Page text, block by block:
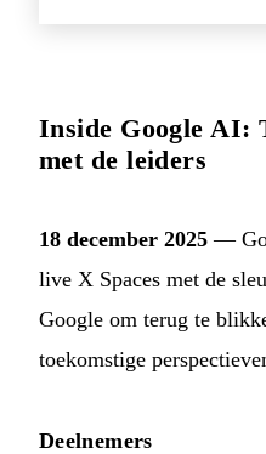
Inside Google AI:
met de leiders
18 december 2025 —
live X Spaces met de
Google om terug te
toekomstige
Deelnemers